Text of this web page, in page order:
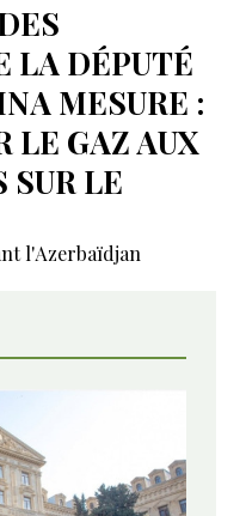
LA DÉPUTÉ
MESURE :
LE GAZ AUX
SUR LE
l'Azerbaïdjan